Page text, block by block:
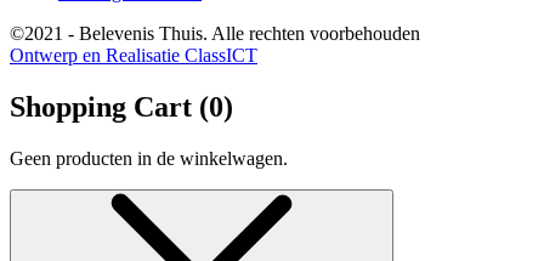
©2021 - Belevenis Thuis. Alle rechten voorbehouden
Ontwerp en Realisatie ClassICT
Shopping Cart (0)
Geen producten in de winkelwagen.